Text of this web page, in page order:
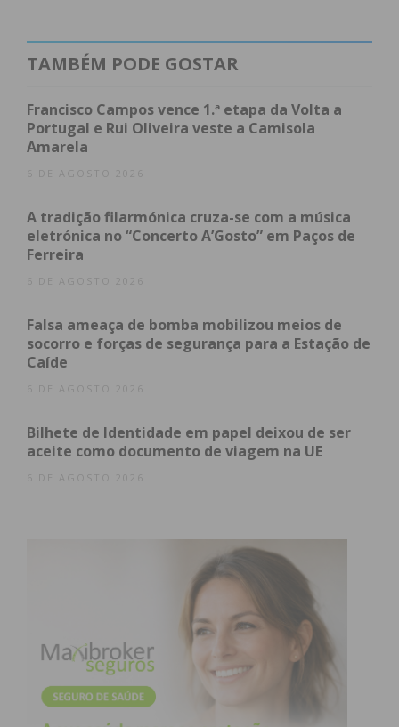
Geral de 24 de abril seja anulada, assim como o
para decidir um novo futuro do clube.
Imediato
Assine nossa newsletter por e-mail e
obtenha de forma regular a informação
Eu li e concordo com os termos e
condições
TAMBÉM PODE GOSTAR
Francisco Campos vence 1.ª etapa da Volta a
Portugal e Rui Oliveira veste a Camisola
Amarela
6 DE AGOSTO 2026
A tradição filarmónica cruza-se com a música
eletrónica no “Concerto A’Gosto” em Paços de
Ferreira
6 DE AGOSTO 2026
Falsa ameaça de bomba mobilizou meios de
socorro e forças de segurança para a Estação de
Caíde
6 DE AGOSTO 2026
Bilhete de Identidade em papel deixou de ser
aceite como documento de viagem na UE
6 DE AGOSTO 2026